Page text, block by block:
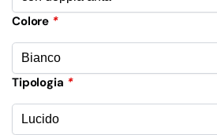
Colore *
Tipologia *